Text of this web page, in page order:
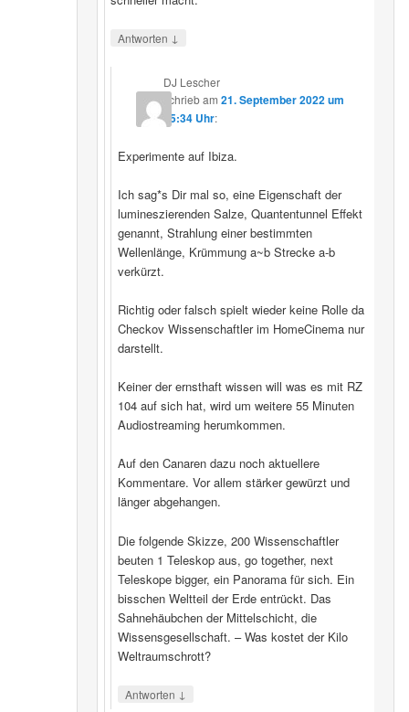
Antworten ↓
DJ Lescher
schriebam 21. September 2022 um
05:34 Uhr:
Experimente auf Ibiza.
Ich sag*s Dir mal so, eine Eigenschaft der
lumineszierenden Salze, Quantentunnel Effekt
genannt, Strahlung einer bestimmten
Wellenlänge, Krümmung a~b Strecke a-b
verkürzt.
Richtig oder falsch spielt wieder keine Rolle da
Checkov Wissenschaftler im HomeCinema nur
darstellt.
Keiner der ernsthaft wissen will was es mit RZ
104 auf sich hat, wird um weitere 55 Minuten
Audiostreaming herumkommen.
Auf den Canaren dazu noch aktuellere
Kommentare. Vor allem stärker gewürzt und
länger abgehangen.
Die folgende Skizze, 200 Wissenschaftler
beuten 1 Teleskop aus, go together, next
Teleskope bigger, ein Panorama für sich. Ein
bisschen Weltteil der Erde entrückt. Das
Sahnehäubchen der Mittelschicht, die
Wissensgesellschaft. – Was kostet der Kilo
Weltraumschrott?
Antworten ↓